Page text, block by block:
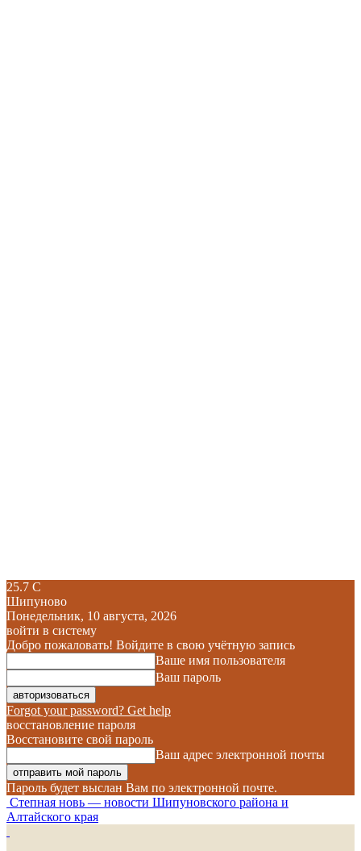
25.7 C
Шипуново
Понедельник, 10 августа, 2026
войти в систему
Добро пожаловать! Войдите в свою учётную запись
Ваше имя пользователя
Ваш пароль
Forgot your password? Get help
восстановление пароля
Восстановите свой пароль
Ваш адрес электронной почты
Пароль будет выслан Вам по электронной почте.
Степная новь — новости Шипуновского района и
Алтайского края